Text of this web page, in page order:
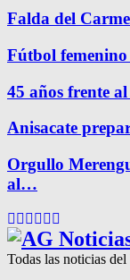
Falda del
Fútbol
45 años frente
Anisacate
Orgullo
al…
Facebook
Twitter
Instagram
Pinterest
Google
Todas las noticias